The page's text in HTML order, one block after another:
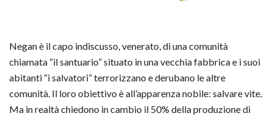
Negan è il capo indiscusso, venerato, di una comunità
chiamata “il santuario” situato in una vecchia fabbrica e i suoi
abitanti “i salvatori” terrorizzano e derubano le altre
comunità. Il loro obiettivo è all’apparenza nobile: salvare vite.
Ma in realtà chiedono in cambio il 50% della produzione di